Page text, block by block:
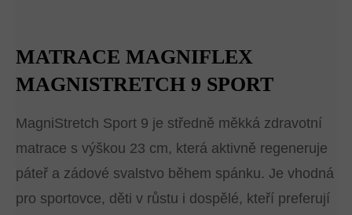
MATRACE MAGNIFLEX
MAGNISTRETCH 9 SPORT
MagniStretch Sport 9 je středně měkká zdravotní
matrace s výškou 23 cm, která aktivně regeneruje
páteř a zádové svalstvo během spánku. Je vhodná
pro sportovce, děti v růstu i dospělé, kteří preferují